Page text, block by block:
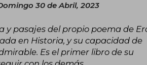
hispana.
30 de Abril, 2023
y pasajes del propio poema de
en Historia, y su capacidad de
Es el primer libro de su